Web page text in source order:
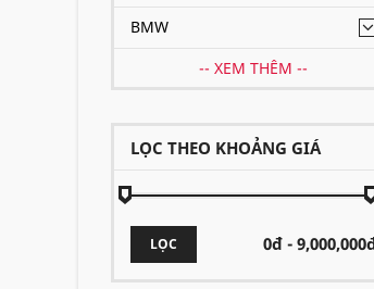
BMW
-- XEM THÊM --
LỌC THEO KHOẢNG GIÁ
LỌC